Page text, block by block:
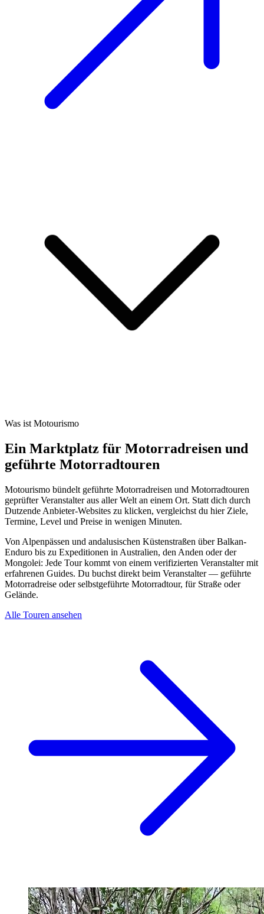
Was ist Motourismo
Ein Marktplatz für Motorradreisen und
geführte Motorradtouren
Motourismo bündelt geführte Motorradreisen und Motorradtouren
geprüfter Veranstalter aus aller Welt an einem Ort. Statt dich durch
Dutzende Anbieter-Websites zu klicken, vergleichst du hier Ziele,
Termine, Level und Preise in wenigen Minuten.
Von Alpenpässen und andalusischen Küstenstraßen über Balkan-
Enduro bis zu Expeditionen in Australien, den Anden oder der
Mongolei: Jede Tour kommt von einem verifizierten Veranstalter mit
erfahrenen Guides. Du buchst direkt beim Veranstalter — geführte
Motorradreise oder selbstgeführte Motorradtour, für Straße oder
Gelände.
Alle Touren ansehen